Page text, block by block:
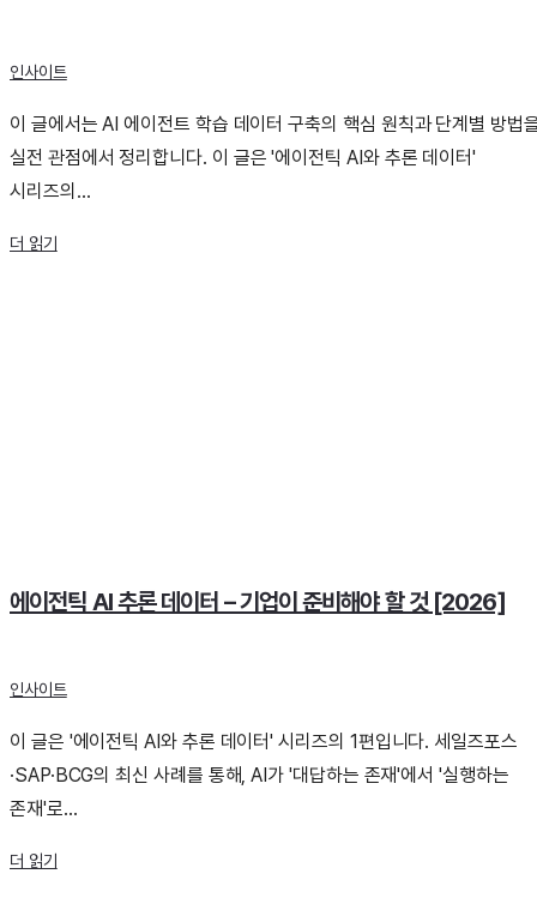
인사이트
이 글에서는 AI 에이전트 학습 데이터 구축의 핵심 원칙과 단계별 방법
실전 관점에서 정리합니다. 이 글은 '에이전틱 AI와 추론 데이터'
시리즈의...
더 읽기
에이전틱 AI 추론 데이터 – 기업이 준비해야 할 것 [2026]
인사이트
이 글은 '에이전틱 AI와 추론 데이터' 시리즈의 1편입니다. 세일즈포스
·SAP·BCG의 최신 사례를 통해, AI가 '대답하는 존재'에서 '실행하는
존재'로...
더 읽기